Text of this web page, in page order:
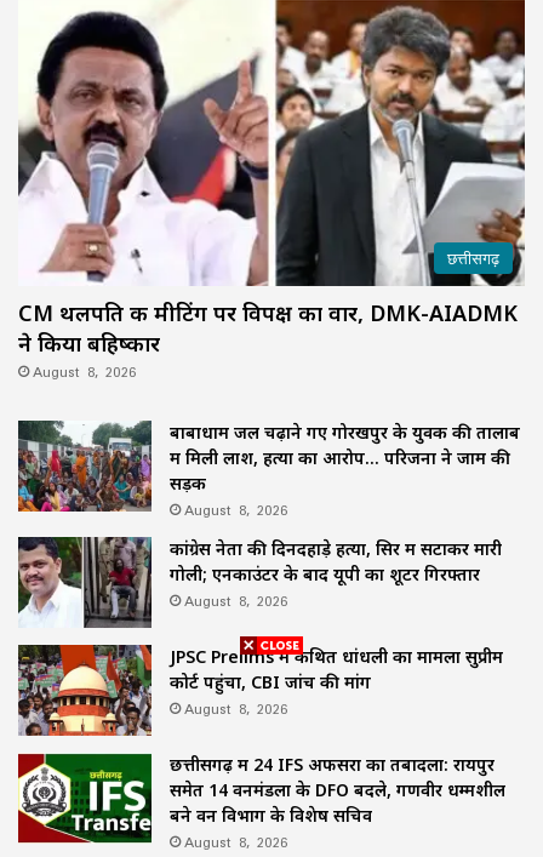
छत्तीसगढ़
CM थलपति की मीटिंग पर विपक्ष का वार, DMK-AIADMK
ने किया बहिष्कार
August 8, 2026
बाबाधाम जल चढ़ाने गए गोरखपुर के युवक की तालाब
में मिली लाश, हत्या का आरोप… परिजनों ने जाम की
सड़क
August 8, 2026
कांग्रेस नेता की दिनदहाड़े हत्या, सिर में सटाकर मारी
गोली; एनकाउंटर के बाद यूपी का शूटर गिरफ्तार
August 8, 2026
JPSC Prelims में कथित धांधली का मामला सुप्रीम
कोर्ट पहुंचा, CBI जांच की मांग
August 8, 2026
छत्तीसगढ़ में 24 IFS अफसरों का तबादला: रायपुर
समेत 14 वनमंडलों के DFO बदले, गणवीर धम्मशील
बने वन विभाग के विशेष सचिव
August 8, 2026